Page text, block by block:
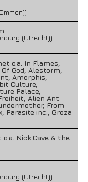
(Utrecht))
o.a. In Flames,
God, Alestorm,
Amorphis,
Culture,
Palace,
Alien Ant
From
Parasite inc., Groza
Nick Cave & the
(Utrecht))